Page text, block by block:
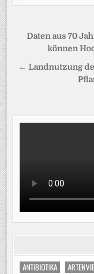
Daten aus 70
können
← Landnutzung
ANTIBIOTIKA